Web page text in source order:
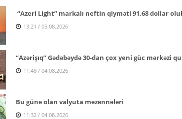
“Azeri Light” markalı neftin qiyməti 91,68 dollar
13:21 / 05.08.2026
“Azərişıq” Gədəbəydə 30-dan çox yeni güc mərkəzi
11:48 / 04.08.2026
Bu günə olan valyuta məzənnələri
11:32 / 04.08.2026